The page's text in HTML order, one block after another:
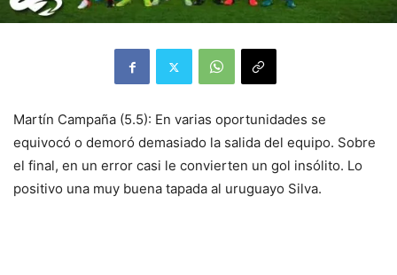
Martín Campaña (5.5): En varias oportunidades se
equivocó o demoró demasiado la salida del equipo. Sobre
el final, en un error casi le convierten un gol insólito. Lo
positivo una muy buena tapada al uruguayo Silva.